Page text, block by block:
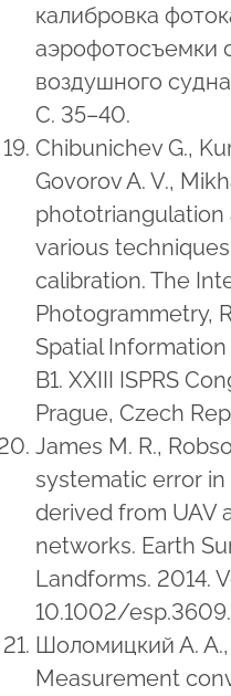
калибровка
аэрофотосъемки
воздушного
С. 35–40.
Chibunichev G.,
Govorov A. V.,
phototriangulation
various
calibration. The
Photogrammetry,
Spatial
B1. XXIII ISPRS
Prague, Czech
James M. R.,
systematic error
derived from UAV
networks. Earth
Landforms. 2014.
10.1002/esp.3609.
Шоломицкий А.
Measurement